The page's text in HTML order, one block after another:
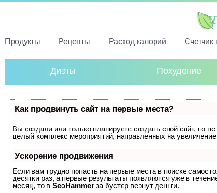
Продукты Рецепты Расход калорий Счетчик
Диеты Похудение
Как продвинуть сайт на первые места?
Вы создали или только планируете создать свой сайт, но
целый комплекс мероприятий, направленных на
Ускорение продвижения
Если вам трудно попасть на первые места в поиске
десятки раз, а первые результаты появляются уже в
месяц, то в SeoHammer за бустер вернут деньги.